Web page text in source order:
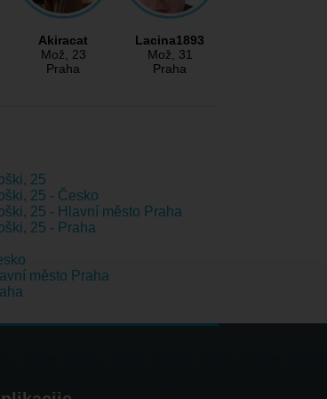
Akiracat
Mož, 23
Praha
Lacina1893
Mož, 31
Praha
25
25 - Česko
25 - Hlavní město Praha
25 - Praha
město Praha